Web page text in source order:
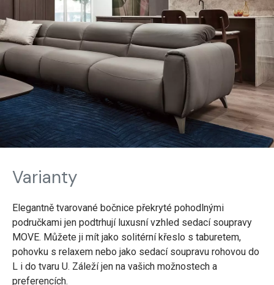
Varianty
Elegantně tvarované bočnice překryté pohodlnými
područkami jen podtrhují luxusní vzhled sedací soupravy
MOVE. Můžete ji mít jako solitérní křeslo s taburetem,
pohovku s relaxem nebo jako sedací soupravu rohovou do
L i do tvaru U. Záleží jen na vašich možnostech a
preferencích.